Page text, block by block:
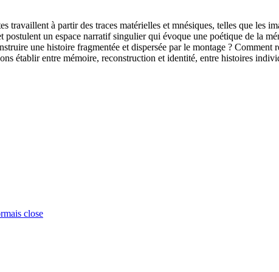
travaillent à partir des traces matérielles et mnésiques, telles que les
un espace narratif singulier qui évoque une poétique de la
une histoire fragmentée et dispersée par le montage ?
établir entre mémoire, reconstruction et identité, entre histoires
close